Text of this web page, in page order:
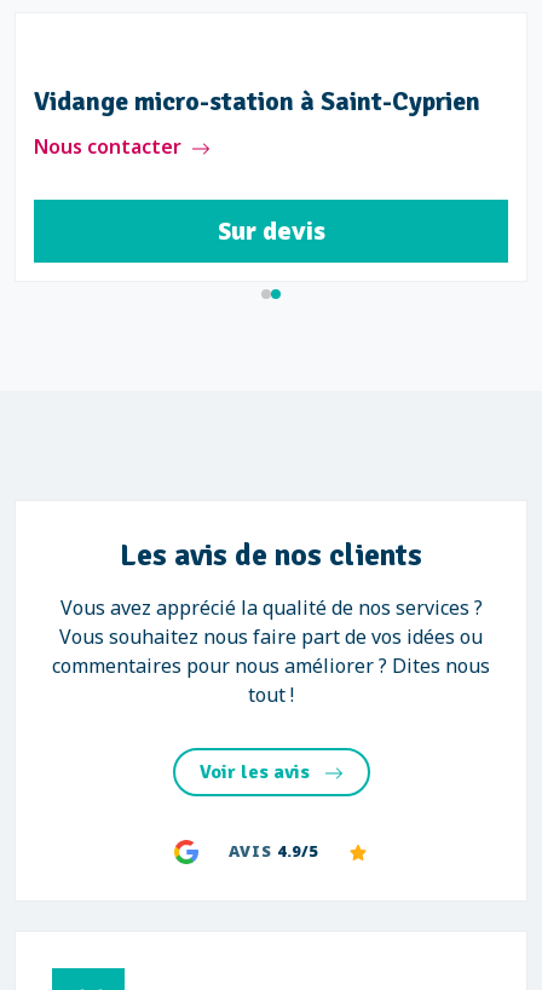
Vidange micro-station à Saint-Cyprien
Nous contacter
Sur devis
Les avis de nos clients
Vous avez apprécié la qualité de nos services ?
Vous souhaitez nous faire part de vos idées ou
commentaires pour nous améliorer ? Dites nous
tout !
Voir les avis
AVIS 4.9/5